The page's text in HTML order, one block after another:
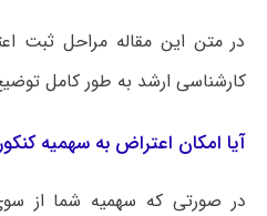
در متن این مقاله مراحل ثبت
کارشناسی ارشد به طور کامل
آیا امکان اعتراض به سهمیه
در صورتی که سهمیه شما از